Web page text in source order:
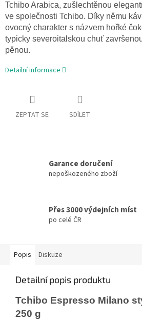
Tchibo Arabica, zušlechtěnou
ve společnosti Tchibo. Díky němu
ovocný charakter s názvem hořké
typicky severoitalskou chuť
pěnou.
Detailní informace
ZEPTAT SE SDÍLET
Garance doručení
nepoškozeného zboží
Přes 3000 výdejních míst
po celé ČR
Popis Diskuze
Detailní popis produktu
Tchibo Espresso Milano
250 g